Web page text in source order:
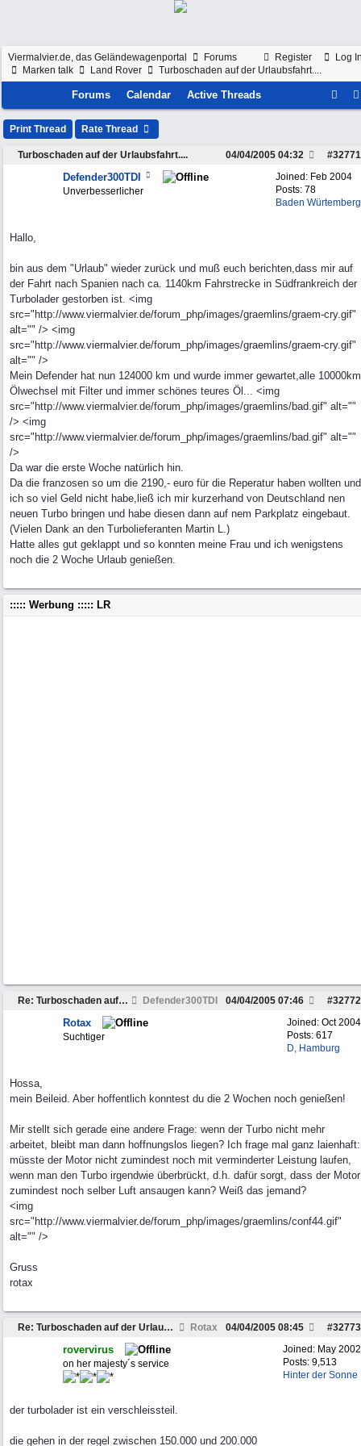
Register Log
Viermalvier.de, das Geländewagenportal
Forums
Marken talk
Land Rover Turboschaden auf der Urlaubsfahrt....
Forums Calendar Active Threads
Print Thread Rate Thread
Turboschaden auf der Urlaubsfahrt.... #32771
04/04/2005 04:32
Joined: Feb 2004
Posts: 78
Baden Würtemberg
Defender300TDI
Unverbesserlicher
Hallo,
bin aus dem "Urlaub" wieder zurück und muß euch berichten,dass mir auf
der Fahrt nach Spanien nach ca. 1140km Fahrstrecke in Südfrankreich der
Turbolader gestorben ist. <img
src="http://www.viermalvier.de/forum_php/images/graemlins/graem-cry.gif"
alt="" /> <img
src="http://www.viermalvier.de/forum_php/images/graemlins/graem-cry.gif"
alt="" />
Mein Defender hat nun 124000 km und wurde immer gewartet,alle 10000km
Ölwechsel mit Filter und immer schönes teures Öl... <img
src="http://www.viermalvier.de/forum_php/images/graemlins/bad.gif" alt=""
/> <img
src="http://www.viermalvier.de/forum_php/images/graemlins/bad.gif" alt=""
/>
Da war die erste Woche natürlich hin.
Da die franzosen so um die 2190,- euro für die Reperatur haben wollten und
ich so viel Geld nicht habe,ließ ich mir kurzerhand von Deutschland nen
neuen Turbo bringen und habe diesen dann auf nem Parkplatz eingebaut.
(Vielen Dank an den Turbolieferanten Martin L.)
Hatte alles gut geklappt und so konnten meine Frau und ich wenigstens
noch die 2 Woche Urlaub genießen.
::::: Werbung ::::: LR
Re: Turboschaden auf der Urlaubsfahrt.... Defender300TDI #32772
04/04/2005 07:46
Joined: Oct 2004
Posts: 617
D, Hamburg
Rotax
Suchtiger
Hossa,
mein Beileid. Aber hoffentlich konntest du die 2 Wochen noch genießen!
Mir stellt sich gerade eine andere Frage: wenn der Turbo nicht mehr
arbeitet, bleibt man dann hoffnungslos liegen? Ich frage mal ganz laienhaft:
müsste der Motor nicht zumindest noch mit verminderter Leistung laufen,
wenn man den Turbo irgendwie überbrückt, d.h. dafür sorgt, dass der Motor
zumindest noch selber Luft ansaugen kann? Weiß das jemand?
<img
src="http://www.viermalvier.de/forum_php/images/graemlins/conf44.gif"
alt="" />
Gruss
rotax
Re: Turboschaden auf der Urlaubsfahrt.... Rotax #32773
04/04/2005 08:45
Joined: May 2002
Posts: 9,513
Hinter der Sonne
rovervirus
on her majesty´s service
der turbolader ist ein verschleissteil.
die gehen in der regel zwischen 150.000 und 200.000